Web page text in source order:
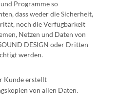
Programme so
dass weder die Sicherheit,
noch die Verfügbarkeit
Netzen und Daten von
DESIGN oder Dritten
werden.
Kunde erstellt
von allen Daten.